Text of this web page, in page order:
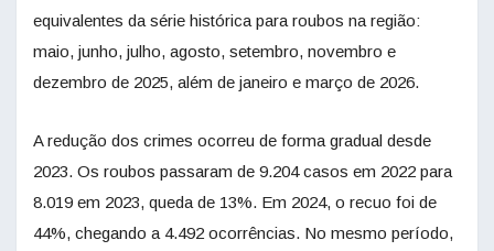
equivalentes da série histórica para roubos na região:
maio, junho, julho, agosto, setembro, novembro e
dezembro de 2025, além de janeiro e março de 2026.
A redução dos crimes ocorreu de forma gradual desde
2023. Os roubos passaram de 9.204 casos em 2022 para
8.019 em 2023, queda de 13%. Em 2024, o recuo foi de
44%, chegando a 4.492 ocorrências. No mesmo período,